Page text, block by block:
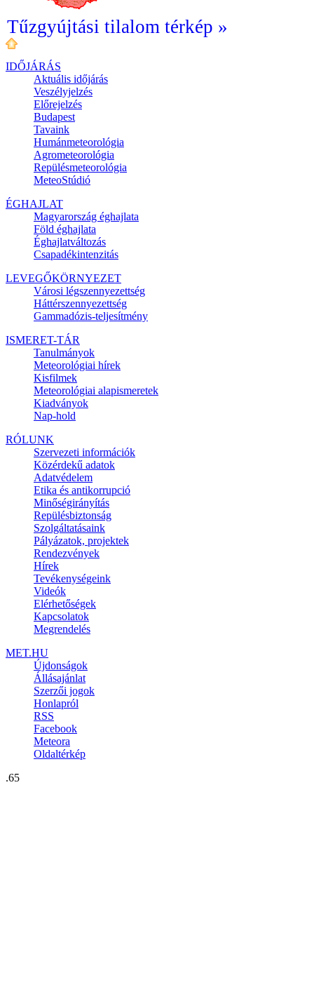
Tűzgyújtási tilalom térkép »
IDŐJÁRÁS
Aktuális időjárás
Veszélyjelzés
Előrejelzés
Budapest
Tavaink
Humánmeteorológia
Agrometeorológia
Repülésmeteorológia
MeteoStúdió
ÉGHAJLAT
Magyarország éghajlata
Föld éghajlata
Éghajlatváltozás
Csapadékintenzitás
LEVEGŐKÖRNYEZET
Városi légszennyezettség
Háttérszennyezettség
Gammadózis-teljesítmény
ISMERET-TÁR
Tanulmányok
Meteorológiai hírek
Kisfilmek
Meteorológiai alapismeretek
Kiadványok
Nap-hold
RÓLUNK
Szervezeti információk
Közérdekű adatok
Adatvédelem
Etika és antikorrupció
Minőségirányítás
Repülésbiztonság
Szolgáltatásaink
Pályázatok, projektek
Rendezvények
Hírek
Tevékenységeink
Videók
Elérhetőségek
Kapcsolatok
Megrendelés
MET.HU
Újdonságok
Állásajánlat
Szerzői jogok
Honlapról
RSS
Facebook
Meteora
Oldaltérkép
.65